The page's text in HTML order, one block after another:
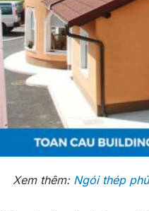
Xem thêm: Ngói thép